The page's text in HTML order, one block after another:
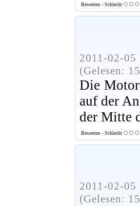
Bewerten - Schlecht
2011-02-
(Gelesen:
Die
auf der
der Mitte
Bewerten - Schlecht
2011-02-
(Gelesen: